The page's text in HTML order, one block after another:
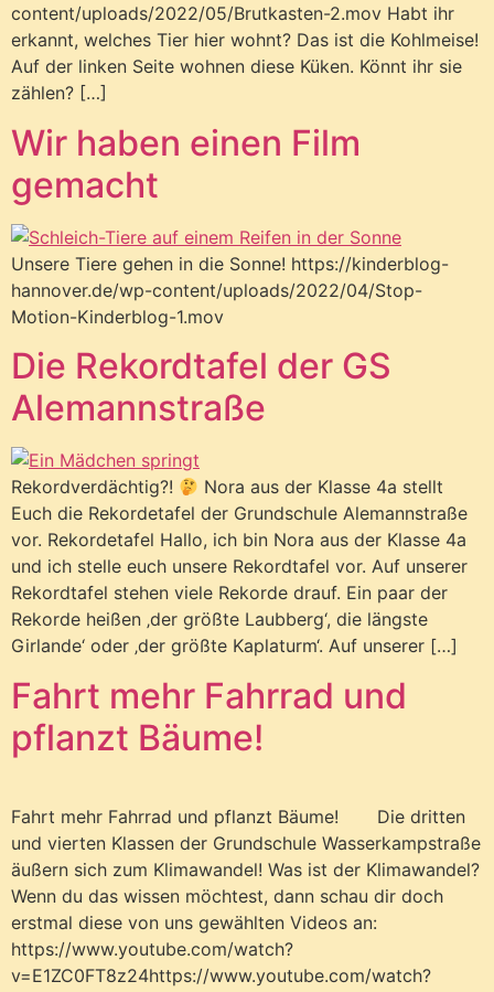
content/uploads/2022/05/Brutkasten-2.mov Habt ihr
erkannt, welches Tier hier wohnt? Das ist die Kohlmeise!
Auf der linken Seite wohnen diese Küken. Könnt ihr sie
zählen? […]
Wir haben einen Film
gemacht
Unsere Tiere gehen in die Sonne! https://kinderblog-
hannover.de/wp-content/uploads/2022/04/Stop-
Motion-Kinderblog-1.mov
Die Rekordtafel der GS
Alemannstraße
Rekordverdächtig?!
Nora aus der Klasse 4a stellt
Euch die Rekordetafel der Grundschule Alemannstraße
vor. Rekordetafel Hallo, ich bin Nora aus der Klasse 4a
und ich stelle euch unsere Rekordtafel vor. Auf unserer
Rekordtafel stehen viele Rekorde drauf. Ein paar der
Rekorde heißen ‚der größte Laubberg‘, die längste
Girlande‘ oder ‚der größte Kaplaturm‘. Auf unserer […]
Fahrt mehr Fahrrad und
pflanzt Bäume!
Fahrt mehr Fahrrad und pflanzt Bäume! Die dritten
und vierten Klassen der Grundschule Wasserkampstraße
äußern sich zum Klimawandel! Was ist der Klimawandel?
Wenn du das wissen möchtest, dann schau dir doch
erstmal diese von uns gewählten Videos an:
https://www.youtube.com/watch?
v=E1ZC0FT8z24https://www.youtube.com/watch?